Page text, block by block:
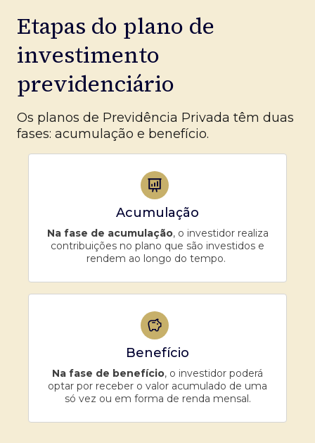
Etapas do plano de
investimento
previdenciário
Os planos de Previdência Privada têm duas
fases: acumulação e benefício.
Acumulação
Na fase de acumulação, o investidor realiza
contribuições no plano que são investidos e
rendem ao longo do tempo.
Benefício
Na fase de benefício, o investidor poderá
optar por receber o valor acumulado de uma
só vez ou em forma de renda mensal.